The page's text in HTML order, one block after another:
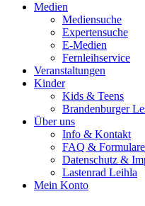
Medien
Mediensuche
Expertensuche
E-Medien
Fernleihservice
Veranstaltungen
Kinder
Kids & Teens
Brandenburger
Über uns
Info & Kontakt
FAQ & Formulare
Datenschutz &
Lastenrad Leihla
Mein Konto